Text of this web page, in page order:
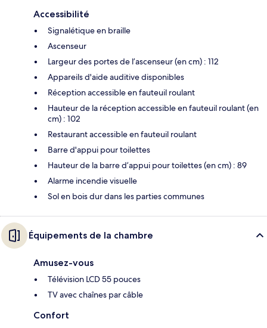
Accessibilité
Signalétique en braille
Ascenseur
Largeur des portes de l’ascenseur (en cm) : 112
Appareils d'aide auditive disponibles
Réception accessible en fauteuil roulant
Hauteur de la réception accessible en fauteuil roulant (en
cm) : 102
Restaurant accessible en fauteuil roulant
Barre d'appui pour toilettes
Hauteur de la barre d’appui pour toilettes (en cm) : 89
Alarme incendie visuelle
Sol en bois dur dans les parties communes
Équipements de la chambre
Amusez-vous
Télévision LCD 55 pouces
TV avec chaînes par câble
Confort